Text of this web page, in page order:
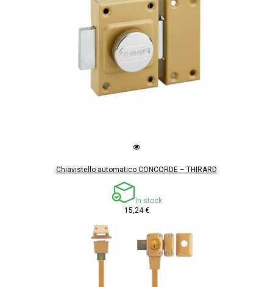
Chiavistello automatico CONCORDE – THIRARD
In stock
15,24 €